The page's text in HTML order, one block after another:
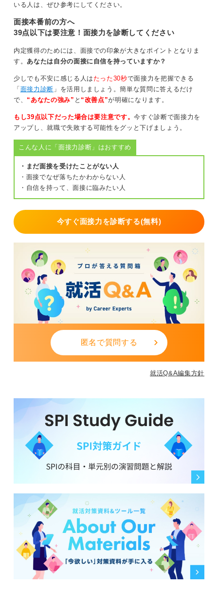
スーツそのものよりも大切なのは着こなしです。襟や袖
のヨレ、靴の汚れ、髪の乱れはそれだけで準備不足と見
られる場合もあります。顔まわりは性別に関係なく、健
す。
つめ直している人」という前向きな評価を受けることも
少なくありません。だからこそ、身だしなみでも「これ
から社会で活躍する人」としての姿勢を示すことが大切
たとえ同じスーツでもサイズを見直したり、小物を新調
したりするだけでも印象は大きく変わります。服装は信
頼を伝える手段のひとつ。清潔で誠実な装いで面接に臨
いる人は、ぜひ参考にしてください。
面接本番前の方へ
39点以下は要注意！面接力を診断してください
内定獲得のためには、面接での印象が大きなポイントとなりま
す。あなたは自分の面接に自信を持っていますか？
少しでも不安に感じる人は たった30秒で面接力を把握できる
「 面接力診断 」を活用しましょう。簡単な質問に答えるだけ
で、 “あなたの強み” と “改善点”が明確になります。
もし39点以下だった場合は要注意です。今すぐ診断で面接力を
アップし、就職で失敗する可能性をグッと下げましょう。
こんな人に「面接力診断」はおすすめ
・まだ面接を受けたことがない人
・面接でなぜ落ちたかわからない人
・自信を持って、面接に臨みたい人
今すぐ面接力を診断する(無料)
匿名で質問する
就活Q&A編集方針